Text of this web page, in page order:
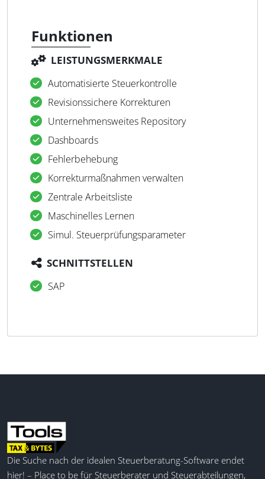
Funktionen
LEISTUNGSMERKMALE
Automatisierte Steuerkontrolle
Revisionssichere Korrekturen
Unternehmensweites Repository
Dashboards
Fehlerbehebung
Korrekturmaßnahmen verwalten
Zentrale Arbeitsliste
Maschinelles Lernen
Simul. Steuerprüfungsparameter
SCHNITTSTELLEN
SAP
Die Suche nach der idealen Steuerberatung-Software endet
hier! – Place to be für Steuerberater und Steuerabteilungen,